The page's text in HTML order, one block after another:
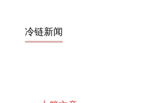
冷链新闻